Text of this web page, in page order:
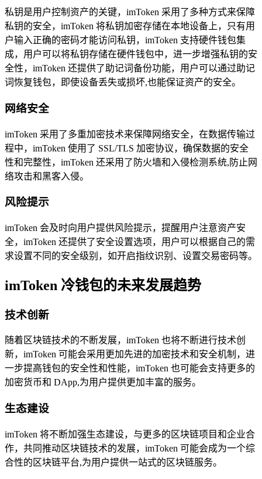
私钥是用户控制资产的关键，imToken 采用了多种方式来保障
私钥的安全，imToken 将私钥加密存储在本地设备上，只有用
户输入正确的密码才能访问私钥，imToken 支持硬件钱包集
成，用户可以将私钥存储在硬件钱包中，进一步增强私钥的安
全性，imToken 还提供了助记词备份功能，用户可以通过助记
词恢复钱包，即使设备丢失或损坏,也能保证资产的安全。
网络安全
imToken 采用了多重加密技术来保障网络安全，在数据传输过
程中，imToken 使用了 SSL/TLS 加密协议，确保数据的安全
性和完整性，imToken 还采用了防火墙和入侵检测系统,防止网
络攻击和黑客入侵。
风险提示
imToken 会及时向用户提供风险提示，提醒用户注意资产安
全，imToken 还提供了安全设置选项，用户可以根据自己的需
求设置不同的安全级别，如开启指纹识别、设置交易密码等。
imToken 冷钱包的未来发展趋势
技术创新
随着区块链技术的不断发展，imToken 也将不断进行技术创
新，imToken 可能会采用更加先进的加密技术和安全机制，进
一步提高钱包的安全性和性能，imToken 也可能会支持更多的
加密货币和 DApp,为用户提供更加丰富的服务。
生态建设
imToken 将不断加强生态建设，与更多的区块链项目和企业合
作，共同推动区块链技术的发展，imToken 可能会成为一个综
合性的区块链平台,为用户提供一站式的区块链服务。